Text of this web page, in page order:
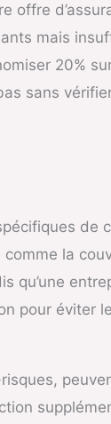
offre
mais
20%
sans
la
pour éviter